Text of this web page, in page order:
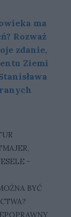
ma
Rozważ
zdanie,
Ziemi
,
-
BYĆ